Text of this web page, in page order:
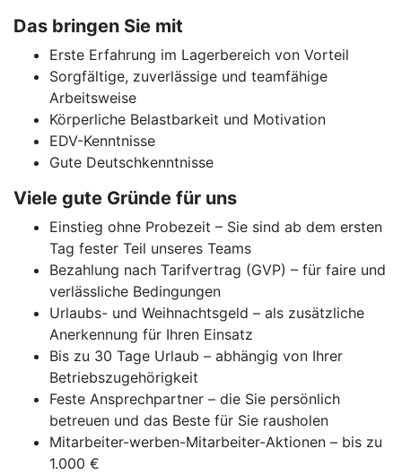
Das bringen Sie mit
Erste Erfahrung im Lagerbereich von Vorteil
Sorgfältige, zuverlässige und teamfähige
Arbeitsweise
Körperliche Belastbarkeit und Motivation
EDV-Kenntnisse
Gute Deutschkenntnisse
Viele gute Gründe für uns
Einstieg ohne Probezeit – Sie sind ab dem ersten
Tag fester Teil unseres Teams
Bezahlung nach Tarifvertrag (GVP) – für faire und
verlässliche Bedingungen
Urlaubs- und Weihnachtsgeld – als zusätzliche
Anerkennung für Ihren Einsatz
Bis zu 30 Tage Urlaub – abhängig von Ihrer
Betriebszugehörigkeit
Feste Ansprechpartner – die Sie persönlich
betreuen und das Beste für Sie rausholen
Mitarbeiter-werben-Mitarbeiter-Aktionen – bis zu
1.000 €